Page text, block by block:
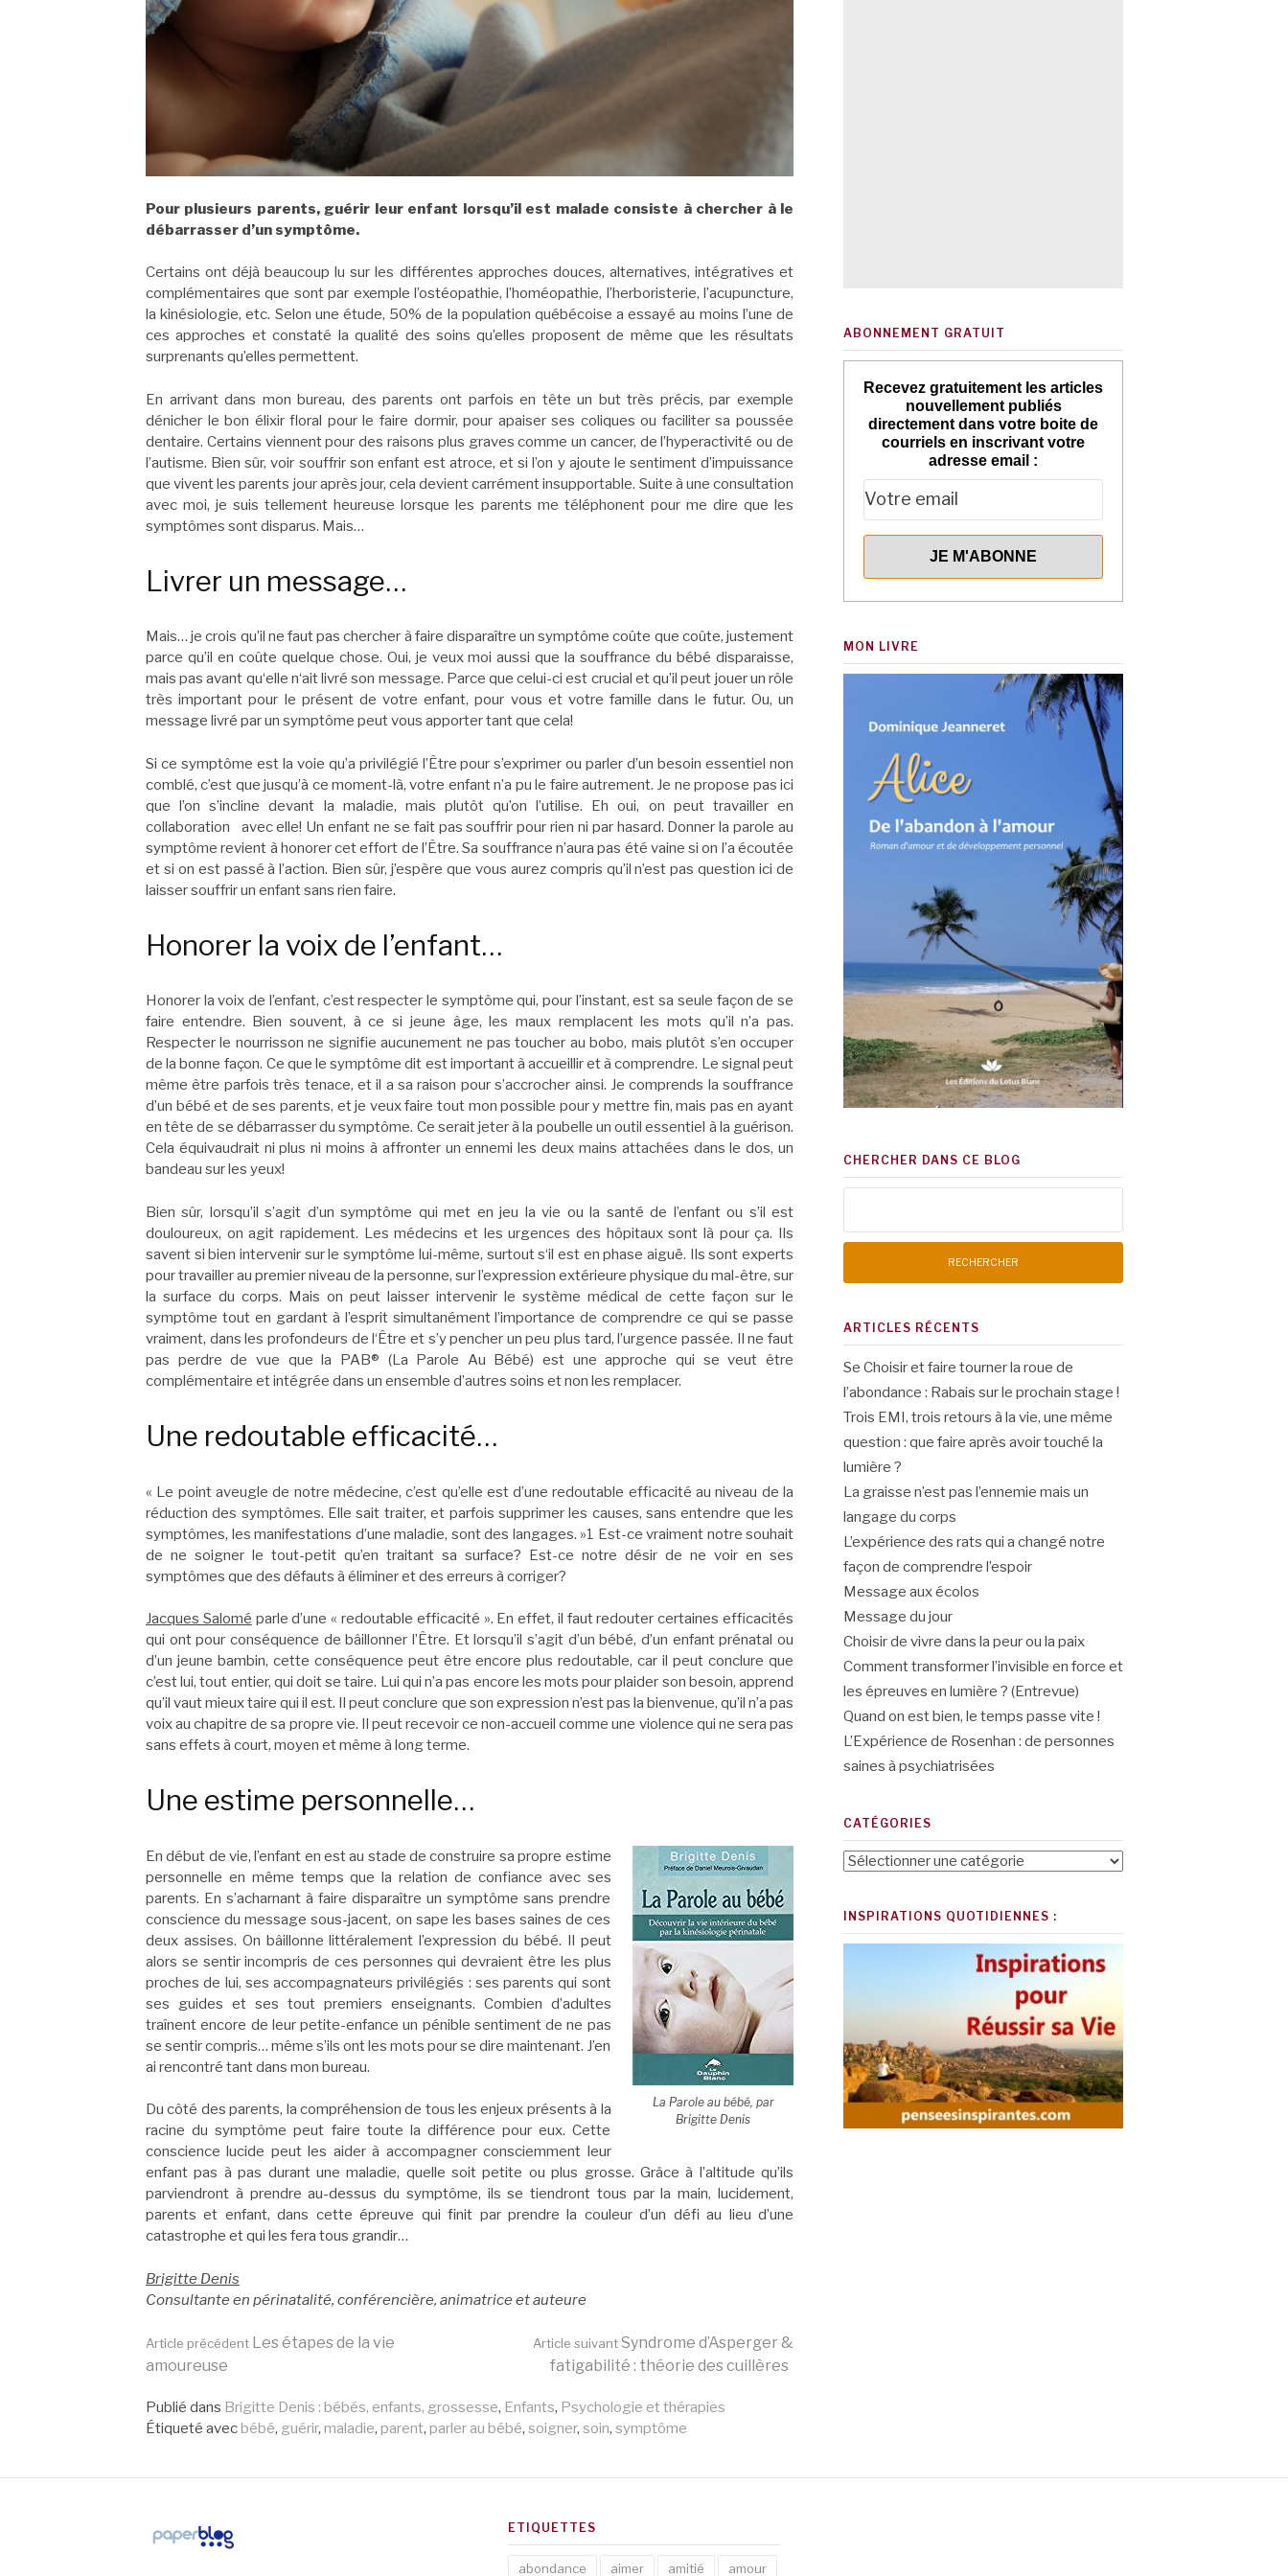
Pour plusieurs parents, guérir leur enfant lorsqu’il est malade consiste à chercher à le
débarrasser d’un symptôme.
Certains ont déjà beaucoup lu sur les différentes approches douces, alternatives, intégratives et
complémentaires que sont par exemple l’ostéopathie, l’homéopathie, l’herboristerie, l’acupuncture,
la kinésiologie, etc. Selon une étude, 50% de la population québécoise a essayé au moins l’une de
ces approches et constaté la qualité des soins qu’elles proposent de même que les résultats
surprenants qu’elles permettent.
En arrivant dans mon bureau, des parents ont parfois en tête un but très précis, par exemple
dénicher le bon élixir floral pour le faire dormir, pour apaiser ses coliques ou faciliter sa poussée
dentaire. Certains viennent pour des raisons plus graves comme un cancer, de l’hyperactivité ou de
l’autisme. Bien sûr, voir souffrir son enfant est atroce, et si l’on y ajoute le sentiment d’impuissance
que vivent les parents jour après jour, cela devient carrément insupportable. Suite à une consultation
avec moi, je suis tellement heureuse lorsque les parents me téléphonent pour me dire que les
symptômes sont disparus. Mais…
Livrer un message…
Mais… je crois qu’il ne faut pas chercher à faire disparaître un symptôme coûte que coûte, justement
parce qu’il en coûte quelque chose. Oui, je veux moi aussi que la souffrance du bébé disparaisse,
mais pas avant qu‘elle n‘ait livré son message. Parce que celui-ci est crucial et qu’il peut jouer un rôle
très important pour le présent de votre enfant, pour vous et votre famille dans le futur. Ou, un
message livré par un symptôme peut vous apporter tant que cela!
Si ce symptôme est la voie qu’a privilégié l’Être pour s’exprimer ou parler d’un besoin essentiel non
comblé, c’est que jusqu’à ce moment-là, votre enfant n’a pu le faire autrement. Je ne propose pas ici
que l’on s’incline devant la maladie, mais plutôt qu’on l’utilise. Eh oui, on peut travailler en
collaboration avec elle! Un enfant ne se fait pas souffrir pour rien ni par hasard. Donner la parole au
symptôme revient à honorer cet effort de l’Être. Sa souffrance n’aura pas été vaine si on l’a écoutée
et si on est passé à l’action. Bien sûr, j’espère que vous aurez compris qu’il n’est pas question ici de
laisser souffrir un enfant sans rien faire.
Honorer la voix de l’enfant…
Honorer la voix de l’enfant, c’est respecter le symptôme qui, pour l’instant, est sa seule façon de se
faire entendre. Bien souvent, à ce si jeune âge, les maux remplacent les mots qu’il n’a pas.
Respecter le nourrisson ne signifie aucunement ne pas toucher au bobo, mais plutôt s’en occuper
de la bonne façon. Ce que le symptôme dit est important à accueillir et à comprendre. Le signal peut
même être parfois très tenace, et il a sa raison pour s’accrocher ainsi. Je comprends la souffrance
d’un bébé et de ses parents, et je veux faire tout mon possible pour y mettre fin, mais pas en ayant
en tête de se débarrasser du symptôme. Ce serait jeter à la poubelle un outil essentiel à la guérison.
Cela équivaudrait ni plus ni moins à affronter un ennemi les deux mains attachées dans le dos, un
bandeau sur les yeux!
Bien sûr, lorsqu’il s’agit d’un symptôme qui met en jeu la vie ou la santé de l’enfant ou s’il est
douloureux, on agit rapidement. Les médecins et les urgences des hôpitaux sont là pour ça. Ils
savent si bien intervenir sur le symptôme lui-même, surtout s‘il est en phase aiguë. Ils sont experts
pour travailler au premier niveau de la personne, sur l’expression extérieure physique du mal-être, sur
la surface du corps. Mais on peut laisser intervenir le système médical de cette façon sur le
symptôme tout en gardant à l’esprit simultanément l’importance de comprendre ce qui se passe
vraiment, dans les profondeurs de l‘Être et s’y pencher un peu plus tard, l’urgence passée. Il ne faut
pas perdre de vue que la PAB® (La Parole Au Bébé) est une approche qui se veut être
complémentaire et intégrée dans un ensemble d’autres soins et non les remplacer.
Une redoutable efficacité…
« Le point aveugle de notre médecine, c’est qu’elle est d’une redoutable efficacité au niveau de la
réduction des symptômes. Elle sait traiter, et parfois supprimer les causes, sans entendre que les
symptômes, les manifestations d’une maladie, sont des langages. »1 Est-ce vraiment notre souhait
de ne soigner le tout-petit qu’en traitant sa surface? Est-ce notre désir de ne voir en ses
symptômes que des défauts à éliminer et des erreurs à corriger?
Jacques Salomé parle d’une « redoutable efficacité ». En effet, il faut redouter certaines efficacités
qui ont pour conséquence de bâillonner l’Être. Et lorsqu’il s’agit d’un bébé, d’un enfant prénatal ou
d’un jeune bambin, cette conséquence peut être encore plus redoutable, car il peut conclure que
c’est lui, tout entier, qui doit se taire. Lui qui n’a pas encore les mots pour plaider son besoin, apprend
qu’il vaut mieux taire qui il est. Il peut conclure que son expression n’est pas la bienvenue, qu’il n’a pas
voix au chapitre de sa propre vie. Il peut recevoir ce non-accueil comme une violence qui ne sera pas
sans effets à court, moyen et même à long terme.
Une estime personnelle…
La Parole au bébé, par
Brigitte Denis
En début de vie, l’enfant en est au stade de construire sa propre estime
personnelle en même temps que la relation de confiance avec ses
parents. En s’acharnant à faire disparaître un symptôme sans prendre
conscience du message sous-jacent, on sape les bases saines de ces
deux assises. On bâillonne littéralement l’expression du bébé. Il peut
alors se sentir incompris de ces personnes qui devraient être les plus
proches de lui, ses accompagnateurs privilégiés : ses parents qui sont
ses guides et ses tout premiers enseignants. Combien d’adultes
traînent encore de leur petite-enfance un pénible sentiment de ne pas
se sentir compris… même s’ils ont les mots pour se dire maintenant. J’en
ai rencontré tant dans mon bureau.
Du côté des parents, la compréhension de tous les enjeux présents à la
racine du symptôme peut faire toute la différence pour eux. Cette
conscience lucide peut les aider à accompagner consciemment leur
enfant pas à pas durant une maladie, quelle soit petite ou plus grosse. Grâce à l’altitude qu’ils
parviendront à prendre au-dessus du symptôme, ils se tiendront tous par la main, lucidement,
parents et enfant, dans cette épreuve qui finit par prendre la couleur d’un défi au lieu d’une
catastrophe et qui les fera tous grandir…
Brigitte Denis
Consultante en périnatalité, conférencière, animatrice et auteure
Lire
la
suite
Article précédent Les étapes de la vie
amoureuse
Article suivantSyndrome d’Asperger &
fatigabilité : théorie des cuillères
Publié dans Brigitte Denis : bébés, enfants, grossesse, Enfants, Psychologie et thérapies
Étiqueté avecbébé, guérir, maladie, parent, parler au bébé, soigner, soin, symptôme
ABONNEMENT GRATUIT
Recevez gratuitement les articles
nouvellement publiés
directement dans votre boite de
courriels en inscrivant votre
adresse email :
MON LIVRE
CHERCHER DANS CE BLOG
ARTICLES RÉCENTS
Se Choisir et faire tourner la roue de
l’abondance : Rabais sur le prochain stage !
Trois EMI, trois retours à la vie, une même
question : que faire après avoir touché la
lumière ?
La graisse n’est pas l’ennemie mais un
langage du corps
L’expérience des rats qui a changé notre
façon de comprendre l’espoir
Message aux écolos
Message du jour
Choisir de vivre dans la peur ou la paix
Comment transformer l’invisible en force et
les épreuves en lumière ? (Entrevue)
Quand on est bien, le temps passe vite !
L’Expérience de Rosenhan : de personnes
saines à psychiatrisées
CATÉGORIES
Catégories
INSPIRATIONS QUOTIDIENNES :
ETIQUETTES
abondance aimer amitié amour